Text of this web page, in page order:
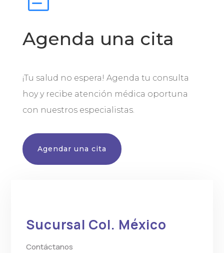
Agenda una cita
¡Tu salud no espera! Agenda tu consulta
hoy y recibe atención médica oportuna
con nuestros especialistas.
Agendar una cita
Sucursal Col. México
Contáctanos